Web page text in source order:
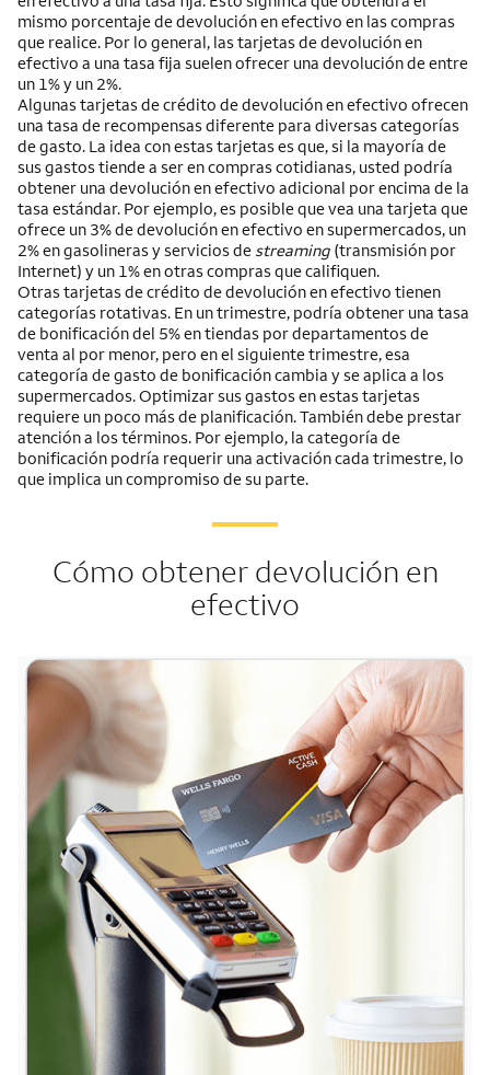
mismo porcentaje de devolución en efectivo en las compras
que realice. Por lo general, las tarjetas de devolución en
efectivo a una tasa fija suelen ofrecer una devolución de entre
un 1% y un 2%.
Algunas tarjetas de crédito de devolución en efectivo ofrecen
una tasa de recompensas diferente para diversas categorías
de gasto. La idea con estas tarjetas es que, si la mayoría de
sus gastos tiende a ser en compras cotidianas, usted podría
obtener una devolución en efectivo adicional por encima de la
tasa estándar. Por ejemplo, es posible que vea una tarjeta que
ofrece un 3% de devolución en efectivo en supermercados, un
2% en gasolineras y servicios destreaming (transmisión por
Internet) y un 1% en otras compras que califiquen.
Otras tarjetas de crédito de devolución en efectivo tienen
categorías rotativas. En un trimestre, podría obtener una tasa
de bonificación del 5% en tiendas por departamentos de
venta al por menor, pero en el siguiente trimestre, esa
categoría de gasto de bonificación cambia y se aplica a los
supermercados. Optimizar sus gastos en estas tarjetas
requiere un poco más de planificación. También debe prestar
atención a los términos. Por ejemplo, la categoría de
bonificación podría requerir una activación cada trimestre, lo
que implica un compromiso de su parte.
Cómo obtener devolución en
efectivo